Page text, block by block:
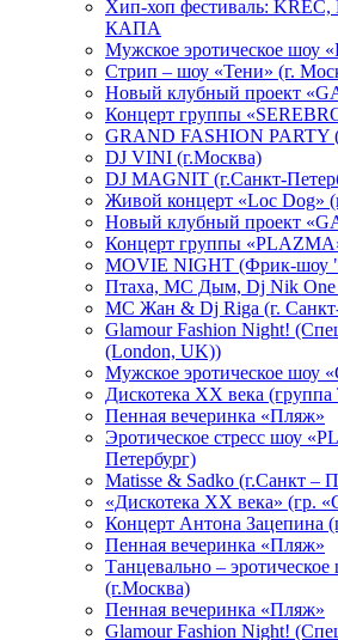
Хип-хоп фестиваль:
КАПА
Мужское эротическое шоу
Стрип – шоу «Тени» (г.
Новый клубный проект
Концерт группы
GRAND FASHION PARTY
DJ VINI (г.Москва)
DJ MAGNIT (г.Санкт-
Живой концерт «Loc Dog»
Новый клубный проект
Концерт группы
MOVIE NIGHT (Фрик-шоу
Птаха, МС Дым, Dj Nik One
МС Жан & Dj Riga (г.
Glamour Fashion Night!
(London, UK))
Мужское эротическое шоу
Дискотека XX века
Пенная вечеринка «Пляж»
Эротическое стресс шоу
Петербург)
Matisse & Sadko (г.Санкт –
«Дискотека ХХ века» (гр.
Концерт Антона Зацепина
Пенная вечеринка «Пляж»
Танцевально –
(г.Москва)
Пенная вечеринка «Пляж»
Glamour Fashion Night!